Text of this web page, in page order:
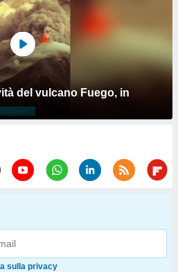
del vulcano Fuego, in
sulla privacy